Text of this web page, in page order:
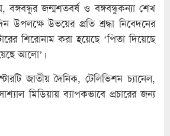
বঙ্গবন্ধুর জন্মশতবর্ষ ও বঙ্গবন্ধুকন্যা শেখ
উপলক্ষে উভয়ের প্রতি শ্রদ্ধা নিবেদনের
শিরোনাম করা হয়েছে ‘পিতা দিয়েছে
আলো’।
জাতীয় দৈনিক, টেলিভিশন চ্যানেল,
মিডিয়ায় ব্যাপকভাবে প্রচারের জন্য